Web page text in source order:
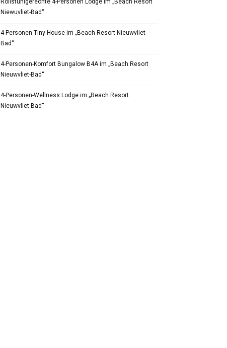
Rollstuhlgerechte 4-Personen Lodge im „Beach Resort
Niewuvliet-Bad“
4-Personen Tiny House im „Beach Resort Nieuwvliet-
Bad“
4-Personen-Komfort Bungalow B4A im „Beach Resort
Nieuwvliet-Bad“
4-Personen-Wellness Lodge im „Beach Resort
Nieuwvliet-Bad“